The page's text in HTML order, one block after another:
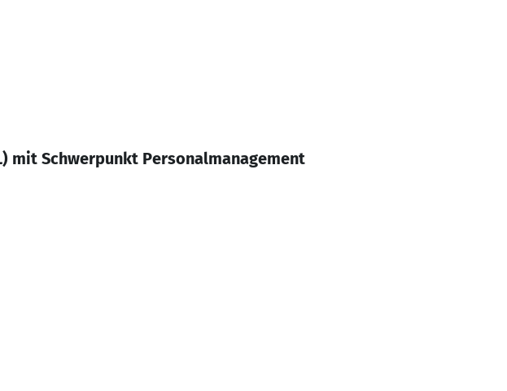
mit Schwerpunkt Personalmanagement